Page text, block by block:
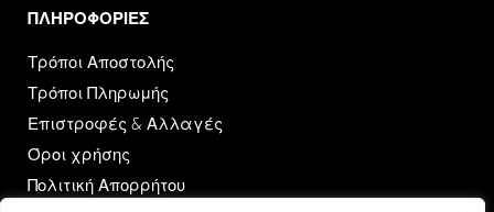
ΠΛΗΡΟΦΟΡΙΕΣ​
Τρόποι Αποστολής
Τρόποι Πληρωμής
Επιστροφές & Αλλαγές
Όροι χρήσης
Πολιτική Απορρήτου